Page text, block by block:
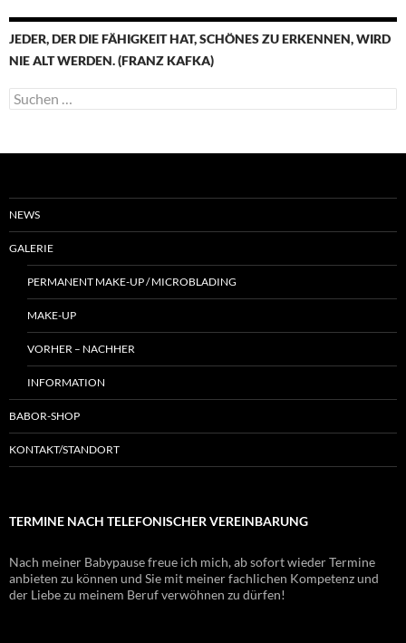
JEDER, DER DIE FÄHIGKEIT HAT, SCHÖNES ZU ERKENNEN, WIRD
NIE ALT WERDEN. (FRANZ KAFKA)
Suchen
nach:
NEWS
GALERIE
PERMANENT MAKE-UP / MICROBLADING
MAKE-UP
VORHER – NACHHER
INFORMATION
BABOR-SHOP
KONTAKT/STANDORT
TERMINE NACH TELEFONISCHER VEREINBARUNG
Nach meiner Babypause freue ich mich, ab sofort wieder Termine
anbieten zu können und Sie mit meiner fachlichen Kompetenz und
der Liebe zu meinem Beruf verwöhnen zu dürfen!